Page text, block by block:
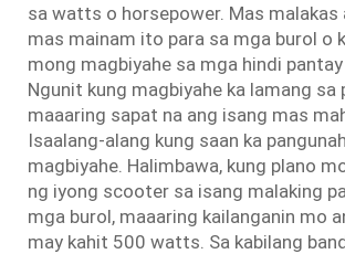
sa watts o horsepower. Mas malakas
mas mainam ito para sa mga burol o
mong magbiyahe sa mga hindi pantay
Ngunit kung magbiyahe ka lamang sa
maaaring sapat na ang isang mas
Isaalang-alang kung saan ka
magbiyahe. Halimbawa, kung plano
ng iyong scooter sa isang malaking
mga burol, maaaring kailanganin mo
may kahit 500 watts. Sa kabilang